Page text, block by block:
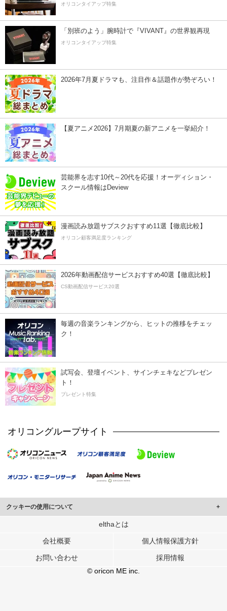
オリコンタイアップ特集
「別班のよう」腕時計で『VIVANT』の世界観再現
オリコンタイアップ特集
2026年7月夏ドラマも、注目作＆話題作が勢ぞろい！
【夏アニメ2026】7月期夏の新アニメを一挙紹介！
芸能界を志す10代～20代を応援！オーディション・
スクール情報はDeview
漫画読み放題サブスクおすすめ11選【徹底比較】
オリコン顧客満足度ランキング
2026年動画配信サービスおすすめ40選【徹底比較】
CS動画配信サービス20選
毎週の音楽ランキングから、ヒットの推移をチェッ
ク！
試写会、登壇イベント、サインチェキなどプレゼン
ト！
プレゼント特集
オリコングループサイト
クッキーの使用について
このサイトでは Cookie を使用して、ユーザーに合わせたコンテンツや広告の
行っています。
メディアや広告配信、データ解析の各パートナーに提供しています。
各パートナーは、この情報とユーザーが各パートナーに提供した他の情報や、
ユーザーが各パートナーのサービスを使用したときに収集した他の情報を組み
elthaとは
会社概要 個人情報保護方針
お問い合わせ
採用情報
© oricon ME inc.